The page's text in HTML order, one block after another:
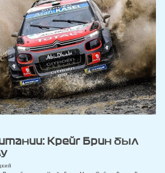
Крейг Брин был